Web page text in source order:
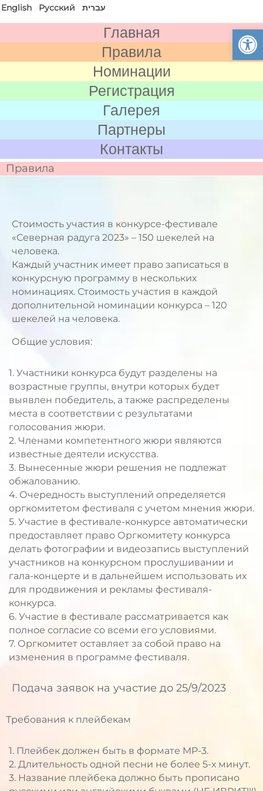
English Русскийעברית
Главная
Правила
Номинации
Регистрация
Галерея
Партнеры
Контакты
Правила
Стоимость участия в конкурсе-фестивале
«Северная радуга 2023» – 150 шекелей на
человека.
Каждый участник имеет право записаться в
конкурсную программу в нескольких
номинациях. Стоимость участия в каждой
дополнительной номинации конкурса – 120
шекелей на человека.
Общие условия:
1. Участники конкурса будут разделены на
возрастные группы, внутри которых будет
выявлен победитель, а также распределены
места в соответствии с результатами
голосования жюри.
2. Членами компетентного жюри являются
известные деятели искусства.
3. Вынесенные жюри решения не подлежат
обжалованию.
4. Очередность выступлений определяется
оргкомитетом фестиваля с учетом мнения жюри.
5. Участие в фестивале-конкурсе автоматически
предоставляет право Оргкомитету конкурса
делать фотографии и видеозапись выступлений
участников на конкурсном прослушивании и
гала-концерте и в дальнейшем использовать их
для продвижения и рекламы фестиваля-
конкурса.
6. Участие в фестивале рассматривается как
полное согласие со всеми его условиями.
7. Оргкомитет оставляет за собой право на
изменения в программе фестиваля.
Подача заявок на участие до 25/9/2023
Требования к плейбекам
1. Плейбек должен быть в формате MP-3.
2. Длительность одной песни не более 5-х минут.
3. Название плейбека должно быть прописано